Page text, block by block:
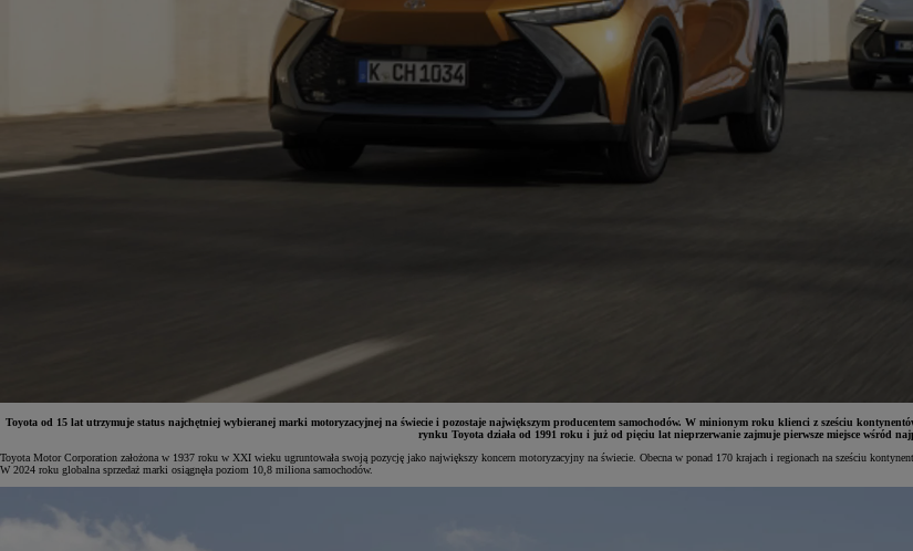
Od81 900 zł
Yaris Cross
HYBRID
Toyota od 15 lat utrzymuje status najchętniej wybieranej marki motoryzacyjnej na świecie i pozostaje największym producentem samochodów. W minionym roku klienci z sześciu
rynku Toyota działa od 1991 roku i już od pięciu lat nieprzerwanie zajmuje pierwsze miejsce wśród
Toyota Motor Corporation założona w 1937 roku w XXI wieku ugruntowała swoją pozycję jako największy koncern motoryzacyjny na świecie. Obecna w ponad 170 krajach i regionach na sześciu
W 2024 roku globalna sprzedaż marki osiągnęła poziom 10,8 miliona samochodów.